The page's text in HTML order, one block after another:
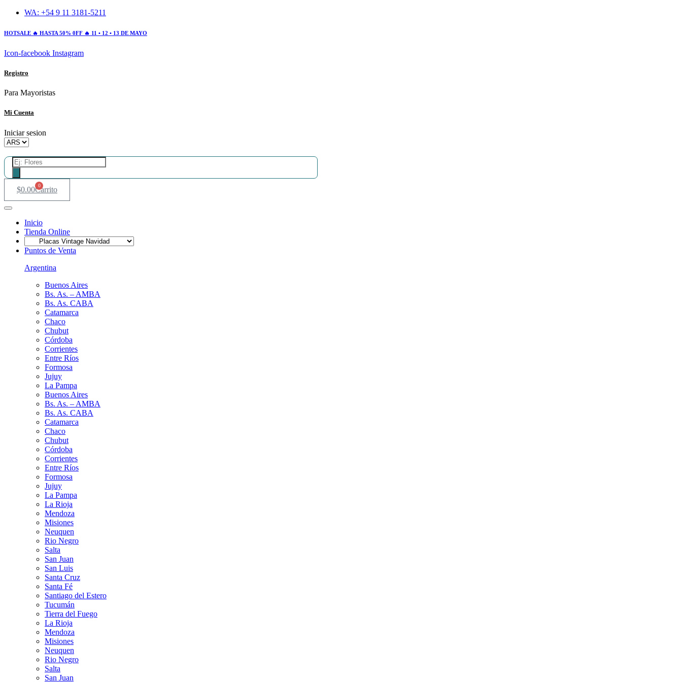
contenido
WA: +54 9 11 3181-5211
HOTSALE 🔥 HASTA 50% 0FF 🔥 11 • 12 • 13 DE MAYO
Icon-facebook Instagram
Registro
Para Mayoristas
Mi Cuenta
Iniciar sesion
Búsqueda
de
productos
$0.00 0
Carrito
Inicio
Tienda Online
Puntos de Venta
Argentina
Buenos Aires
Bs. As. – AMBA
Bs. As. CABA
Catamarca
Chaco
Chubut
Córdoba
Corrientes
Entre Ríos
Formosa
Jujuy
La Pampa
Buenos Aires
Bs. As. – AMBA
Bs. As. CABA
Catamarca
Chaco
Chubut
Córdoba
Corrientes
Entre Ríos
Formosa
Jujuy
La Pampa
La Rioja
Mendoza
Misiones
Neuquen
Rio Negro
Salta
San Juan
San Luis
Santa Cruz
Santa Fé
Santiago del Estero
Tucumán
Tierra del Fuego
La Rioja
Mendoza
Misiones
Neuquen
Rio Negro
Salta
San Juan